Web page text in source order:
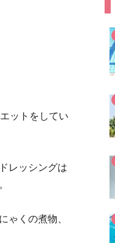
ットをしてい
レッシングは
ゃくの煮物、